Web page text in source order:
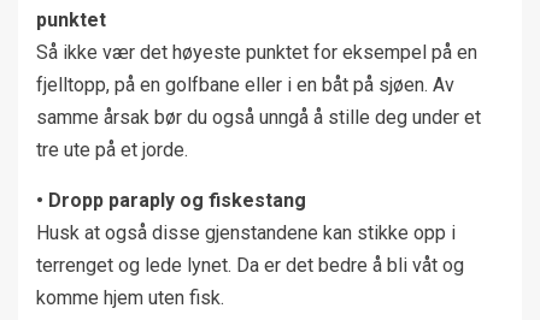
punktet
Så ikke vær det høyeste punktet for eksempel på en
fjelltopp, på en golfbane eller i en båt på sjøen. Av
samme årsak bør du også unngå å stille deg under et
tre ute på et jorde.
• Dropp paraply og fiskestang
Husk at også disse gjenstandene kan stikke opp i
terrenget og lede lynet. Da er det bedre å bli våt og
komme hjem uten fisk.